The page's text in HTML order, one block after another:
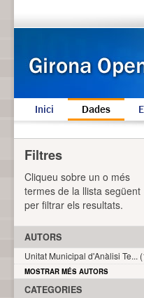
Inici Dades
Filtres
Cliqueu sobre un o més
termes de la llista següent
per filtrar els resultats.
AUTORS
Unitat Municipal d'Anàlisi Te...
MOSTRAR MÉS AUTORS
CATEGORIES